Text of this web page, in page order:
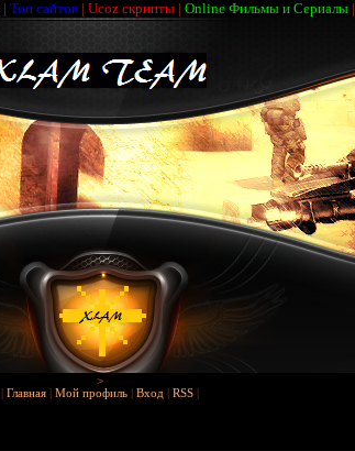
| Топ сайтов| Ucoz скрипты| Online Фильмы и Сериалы|
>
Главная Мой профиль Вход RSS